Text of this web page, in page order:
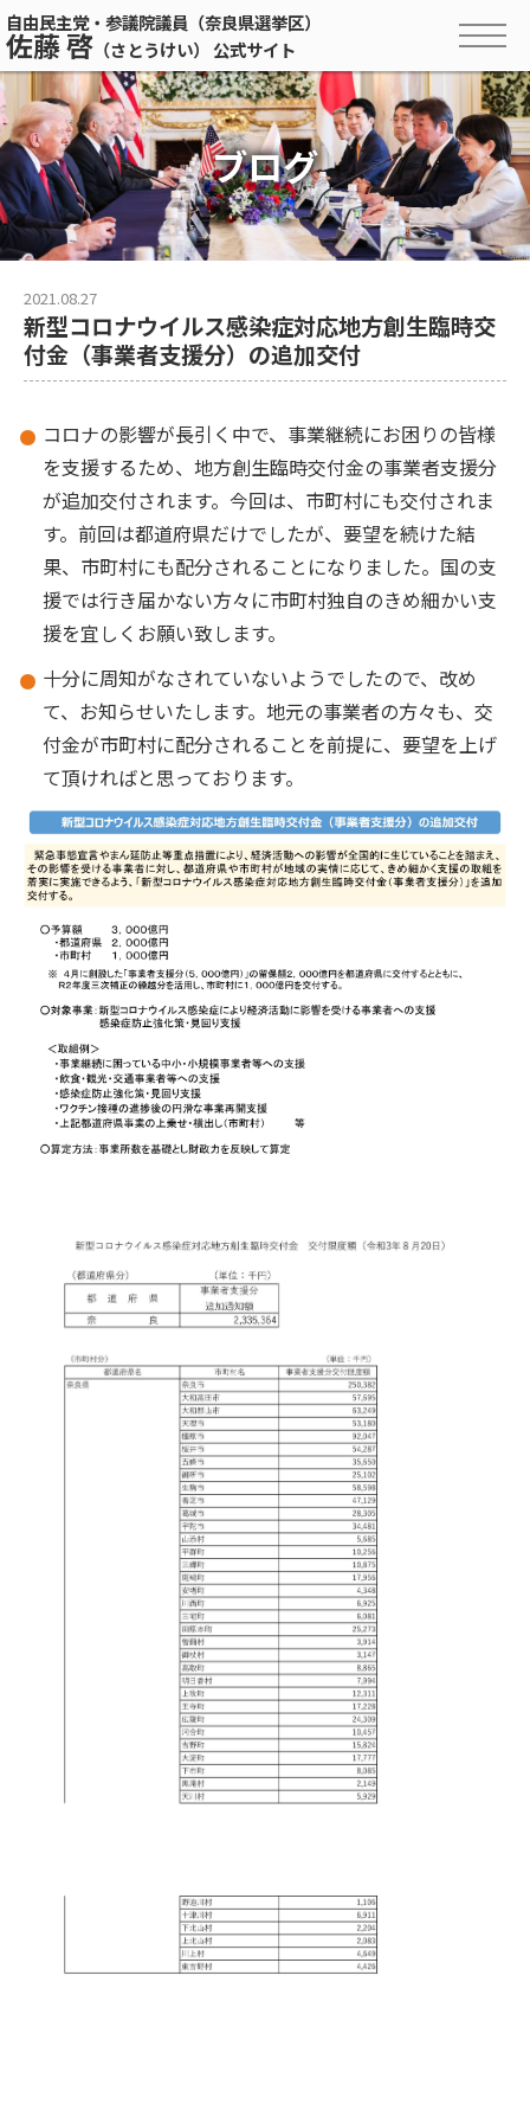
自由民主党・参議院議員（奈良県選挙区）
佐藤 啓 （さとうけい） 公式サイト
ブログ
2021.08.27
新型コロナウイルス感染症対応地方創生臨時交
付金（事業者支援分）の追加交付
コロナの影響が長引く中で、事業継続にお困りの皆様
を支援するため、地方創生臨時交付金の事業者支援分
が追加交付されます。今回は、市町村にも交付されま
す。前回は都道府県だけでしたが、要望を続けた結
果、市町村にも配分されることになりました。国の支
援では行き届かない方々に市町村独自のきめ細かい支
援を宜しくお願い致します。
十分に周知がなされていないようでしたので、改め
て、お知らせいたします。地元の事業者の方々も、交
付金が市町村に配分されることを前提に、要望を上げ
て頂ければと思っております。